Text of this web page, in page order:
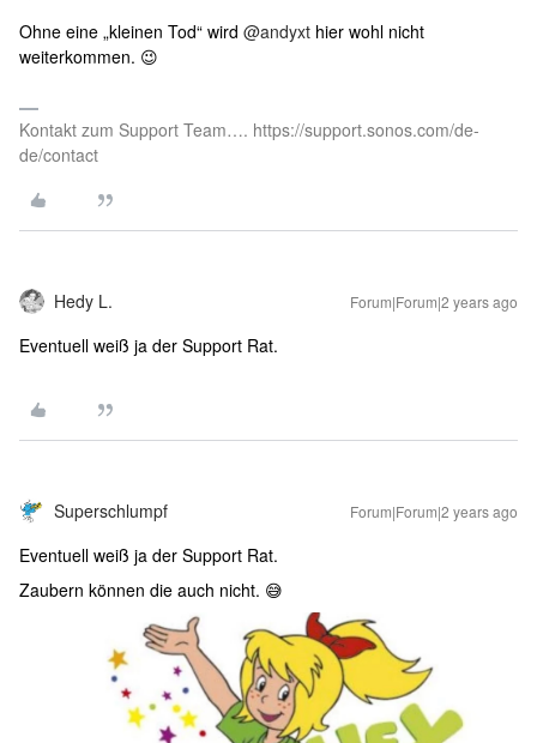
Ohne eine „kleinen Tod“ wird @andyxt hier wohl nicht
weiterkommen. 😉
Kontakt zum Support Team…. https://support.sonos.com/de-
de/contact
Hedy L. Forum|Forum|2 years ago
Eventuell weiß ja der Support Rat.
Superschlumpf Forum|Forum|2 years ago
Eventuell weiß ja der Support Rat.
Zaubern können die auch nicht. 😅